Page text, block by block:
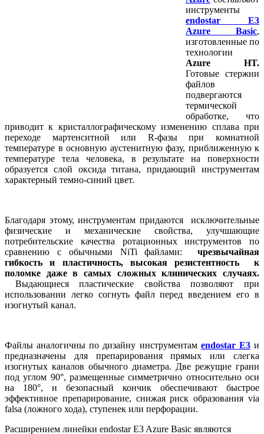
инструменты
endostar E3
Azure Basic,
изготовленные по
технологии
Azure HT.
Готовые стержни
файлов
подвергаются
термической
обработке, что
приводит к кристаллографическому изменению сплава при
переходе мартенситной или R-фазы при комнатной
температуре в основную аустенитную фазу, приближенную к
температуре тела человека, в результате на поверхности
образуется слой оксида титана, придающий инструментам
характерный темно-синий цвет.
Благодаря этому, инструментам придаются исключительные
физические и механические свойства, улучшающие
потребительские качества ротационных инструментов по
сравнению с обычными NiTi файлами: чрезвычайная
гибкость и пластичность, высокая резистентность к
поломке даже в самых сложных клинических случаях.
Выдающиеся пластические свойства позволяют при
использовании легко согнуть файл перед введением его в
изогнутый канал.
Файлы аналогичны по дизайну инструментам endostar E3и
предназначены для препарирования прямых или слегка
изогнутых каналов обычного диаметра. Две режущие грани
под углом 90°, размещенные симметрично относительно оси
на 180°, и безопасный кончик обеспечивают быстрое
эффективное препарирование, снижая риск образования via
falsa (ложного хода), ступенек или перфорации.
Расширением линейки endostar E3 Azure Basic являются